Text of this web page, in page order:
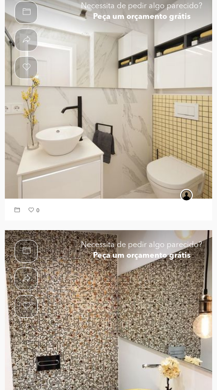
Necessita de pedir algo parecido?
Peça um orçamento grátis
0
Necessita de pedir algo parecido?
Peça um orçamento grátis